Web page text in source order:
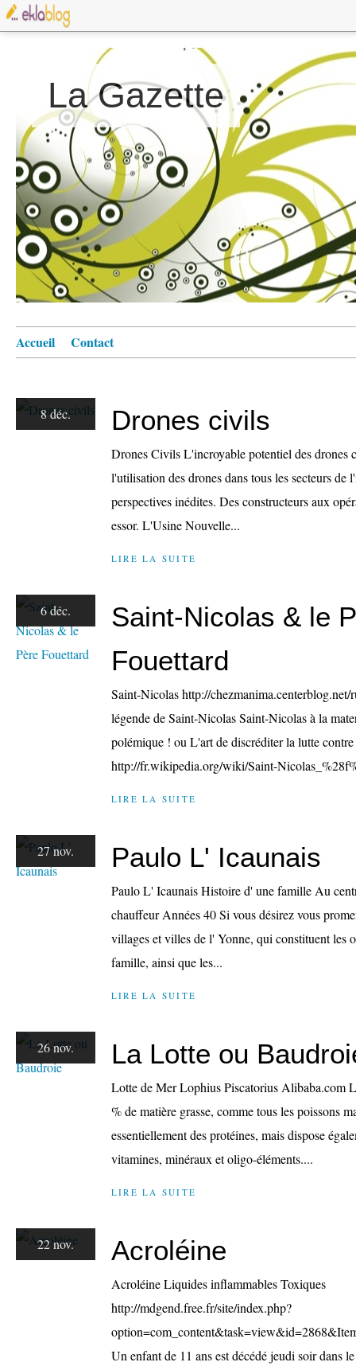
La Gazette
Accueil Contact
8 déc. Drones civils
Drones Civils L'incroyable potentiel des drones
l'utilisation des drones dans tous les secteurs de
perspectives inédites. Des constructeurs aux
essor. L'Usine Nouvelle...
LIRE LA SUITE
6 déc.
Saint-Nicolas & le
Fouettard
Saint-Nicolas http://
légende de Saint-Nicolas Saint-Nicolas à la
polémique ! ou L'art de discréditer la lutte
http://fr.wikipedia.org/wiki/Saint-
LIRE LA SUITE
27 nov. Paulo L' Icaunais
Paulo L' Icaunais Histoire d' une famille Au
chauffeur Années 40 Si vous désirez vous
villages et villes de l' Yonne, qui constituent les
famille, ainsi que les...
LIRE LA SUITE
26 nov. La Lotte ou
Lotte de Mer Lophius Piscatorius Alibaba.com
% de matière grasse, comme tous les poissons
essentiellement des protéines, mais dispose
vitamines, minéraux et oligo-éléments....
LIRE LA SUITE
22 nov. Acroléine
Acroléine Liquides inflammables Toxiques
http://mdgend.free.fr/site/index.php?
Un enfant de 11 ans est décédé jeudi soir dans